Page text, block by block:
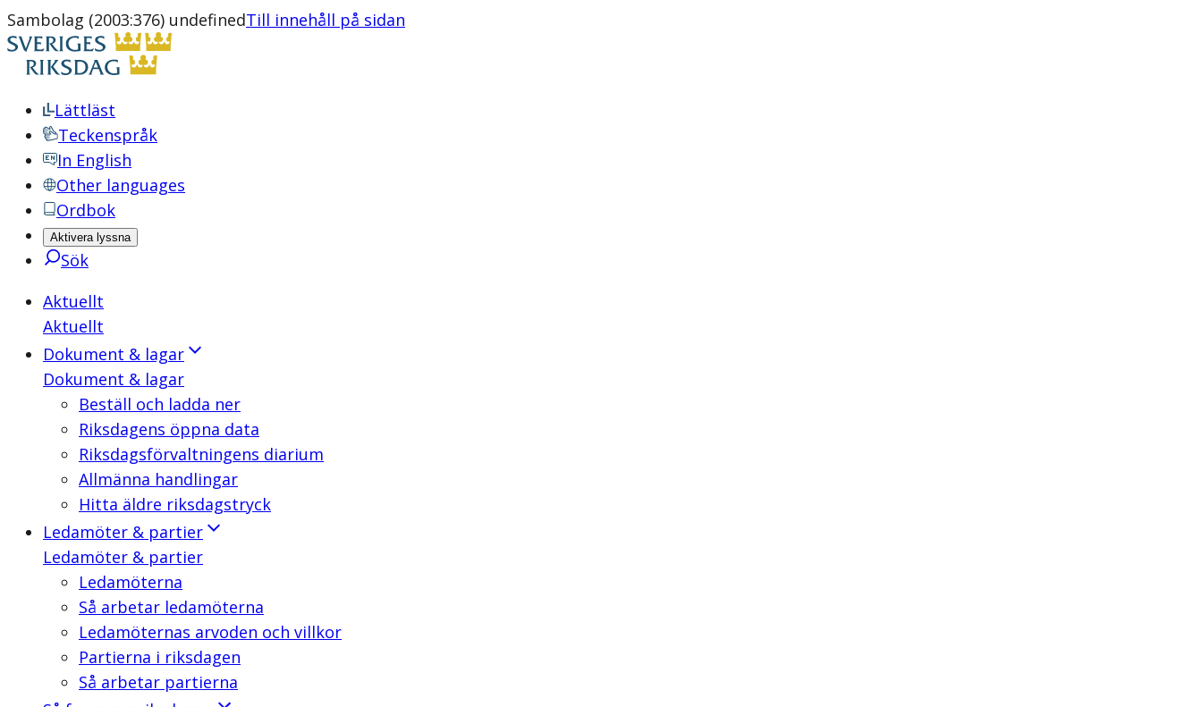
Sambolag (2003:376) undefinedTill innehåll på sidan
Lättläst
Teckenspråk
In English
Other languages
Ordbok
Aktivera lyssna
Sök
Aktuellt
Aktuellt
Dokument & lagar
Dokument & lagar
Beställ och ladda ner
Riksdagens öppna data
Riksdagsförvaltningens diarium
Allmänna handlingar
Hitta äldre riksdagstryck
Ledamöter & partier
Ledamöter & partier
Ledamöterna
Så arbetar ledamöterna
Ledamöternas arvoden och villkor
Partierna i riksdagen
Så arbetar partierna